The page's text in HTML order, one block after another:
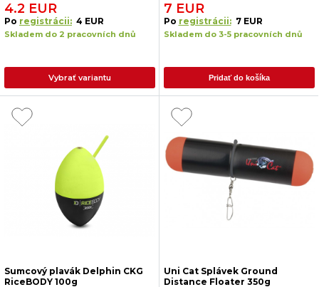
4.2 EUR
Po registrácii: 4 EUR
Skladem do 2 pracovních dnů
Vybrať variantu
7 EUR
Po registrácii: 7 EUR
Skladem do 3-5 pracovních dnů
Pridať do košíka
Sumcový plavák Delphin CKG
RiceBODY 100g
Uni Cat Splávek Ground
Distance Floater 350g